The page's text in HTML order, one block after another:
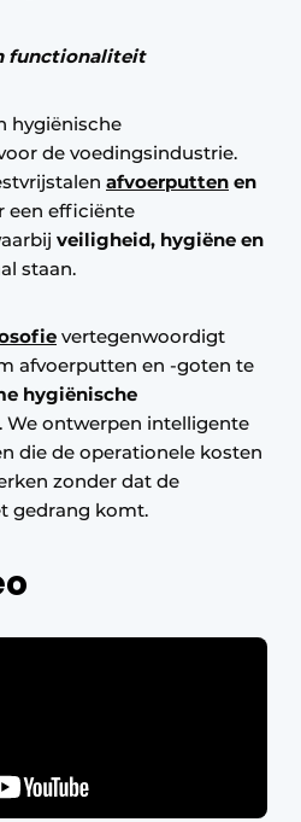
functionaliteit
hygiënische
de voedingsindustrie.
afvoerputten en
een efficiënte
veiligheid, hygiëne en
staan.
vertegenwoordigt
afvoerputten en -goten te
hygiënische
We ontwerpen intelligente
die de operationele kosten
zonder dat de
gedrang komt.